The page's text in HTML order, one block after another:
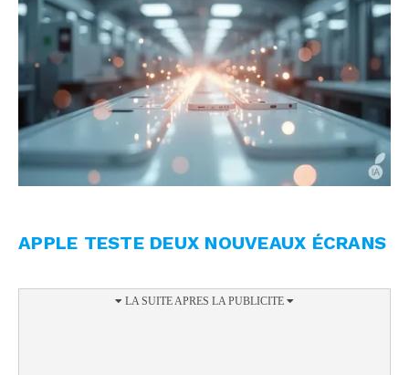
APPLE TESTE DEUX NOUVEAUX ÉCRANS